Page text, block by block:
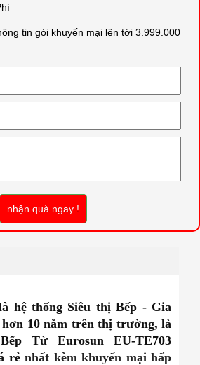
tin gói khuyến mại lên tới 3.999.000
nhận quà ngay !
hệ thống Siêu thị Bếp - Gia
10 năm trên thị trường, là
Từ Eurosun EU-TE703
rẻnhất kèm khuyến mại hấp